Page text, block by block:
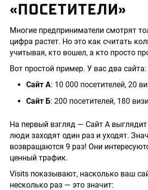
«ПОСЕТИТЕЛИ»
Многие предприниматели смотрят
цифра растет. Но это как считать
учитывая, кто вошел, а кто просто
Вот простой пример. У вас два сайта:
Сайт А: 10 000 посетителей, 20
Сайт Б: 200 посетителей, 180
На первый взгляд — Сайт А выглядит
люди заходят один раз и уходят.
возвращаются 9 раз! Они
ценный трафик.
Visits показывают, насколько ваш
несколько раз — это значит: